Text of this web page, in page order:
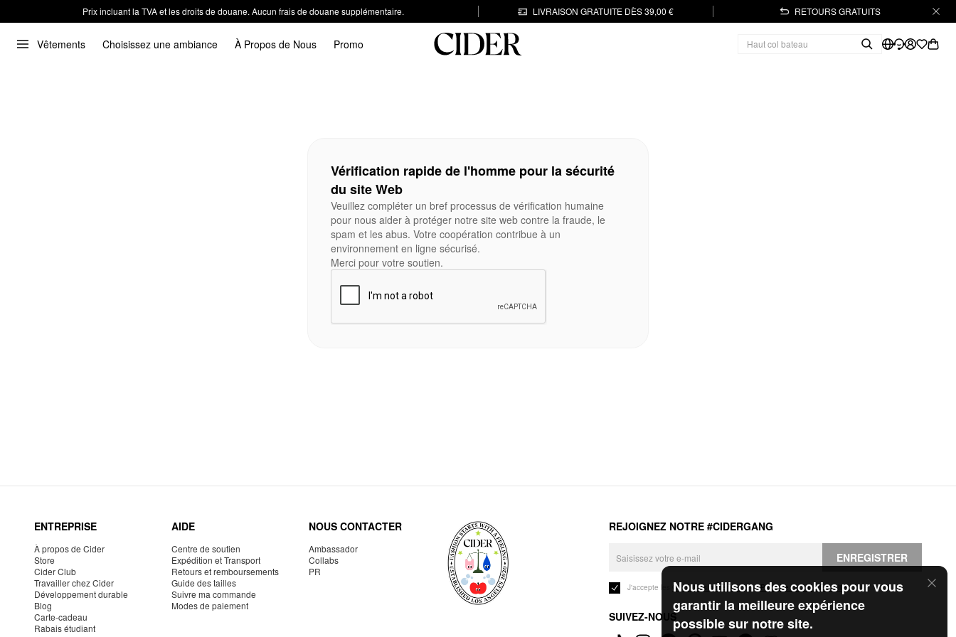
Prix incluant la TVA et les droits de douane. Aucun frais de douane supplémentaire. LIVRAISON GRATUITE DÈS 39,00 € RETOURS GRATUITS
Vêtements Choisissez une ambiance À Propos de Nous Promo
Nous utilisons des cookies pour vous
garantir la meilleure expérience
possible sur notre site.
Vérification rapide de l'homme pour la sécurité
du site Web
Veuillez compléter un bref processus de vérification humaine
pour nous aider à protéger notre site web contre la fraude, le
spam et les abus. Votre coopération contribue à un
environnement en ligne sécurisé.
Merci pour votre soutien.
ENTREPRISE
À propos de Cider
Store
Cider Club
Travailler chez Cider
Développement durable
Blog
Carte-cadeau
Rabais étudiant
AIDE
Centre de soutien
Expédition et Transport
Retours et remboursements
Guide des tailles
Suivre ma commande
Modes de paiement
NOUS CONTACTER
Ambassador
Collabs
PR
REJOIGNEZ NOTRE #CIDERGANG
ENREGISTRER
J'accepte les Conditions généraleset laPolitique de confidentialité.
SUIVEZ-NOUS